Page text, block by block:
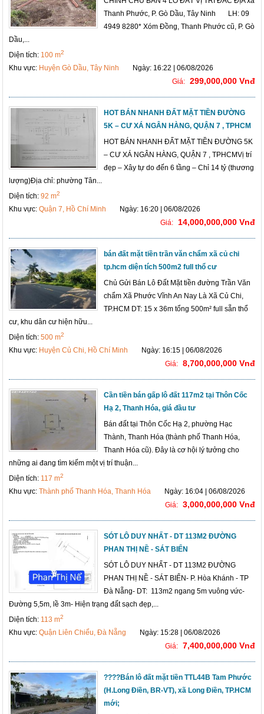
Thanh Phước, P. Gò Dầu, Tây Ninh LH: 09
4949 8280* Xóm Đồng, Thanh Phước cũ, P. Gò
Dầu,...
Diện tích: 100 m2
Khu vực: Huyện Gò Dầu, Tây Ninh
Ngày: 16:22 | 06/08/2026
Giá: 299,000,000 Vnđ
HOT BÁN NHANH ĐẤT MẶT TIỀN ĐƯỜNG
5K – CƯ XÁ NGÂN HÀNG, QUẬN 7 , TPHCM
HOT BÁN NHANH ĐẤT MẶT TIỀN ĐƯỜNG 5K
– CƯ XÁ NGÂN HÀNG, QUẬN 7 , TPHCMVị trí
đẹp – Xây tự do đến 6 tầng – Chỉ 14 tỷ (thương
lượng)Địa chỉ: phường Tân...
Diện tích:92 m2
Khu vực:Quận 7, Hồ Chí Minh
Ngày: 16:20 | 06/08/2026
Giá:
14,000,000,000 Vnđ
bán đất mặt tiền trần văn chẩm xã củ chi
tp.hcm diện tích 500m2 full thổ cư
Chủ Gửi Bán Lô Đất Mặt tiền đường Trần Văn
chẩm Xã Phước Vĩnh An Nay Là Xã Củ Chi,
TP.HCM DT: 15 x 36m tổng 500m² full sẵn thổ
cư, khu dân cư hiện hữu...
Diện tích:500 m2
Khu vực: Huyện Củ Chi, Hồ Chí Minh
Ngày: 16:15 | 06/08/2026
Giá: 8,700,000,000 Vnđ
Cần tiền bán gấp lô đất 117m2 tại Thôn Cốc
Hạ 2, Thanh Hóa, giá đầu tư
Bán đất tại Thôn Cốc Hạ 2, phường Hạc
Thành, Thanh Hóa (thành phố Thanh Hóa,
Thanh Hóa cũ). Đây là cơ hội lý tưởng cho
những ai đang tìm kiếm một vị trí thuận...
Diện tích: 117 m2
Khu vực:Thành phố Thanh Hóa, Thanh Hóa
Ngày: 16:04 | 06/08/2026
Giá: 3,000,000,000 Vnđ
SÓT LÔ DUY NHẤT - DT 113M2 ĐƯỜNG
PHAN THỊ NỀ - SÁT BIỂN
SÓT LÔ DUY NHẤT - DT 113M2 ĐƯỜNG
PHAN THỊ NỀ - SÁT BIỂN- P. Hòa Khánh - TP
Đà Nẵng- DT: 113m2 ngang 5m vuông vức-
Đường 5,5m, lề 3m- Hiện trạng đất sạch đẹp,...
Diện tích: 113 m2
Khu vực:Quận Liên Chiểu, Đà Nẵng
Ngày: 15:28 | 06/08/2026
Giá: 7,400,000,000 Vnđ
????Bán lô đất mặt tiền TTL44B Tam Phước
(H.Long Điền, BR-VT), xã Long Điền, TP.HCM
mới;